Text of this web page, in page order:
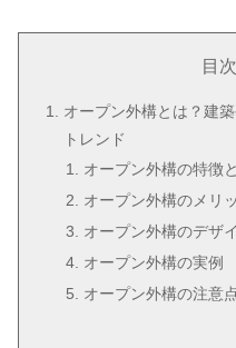
目次
オープン外構とは？建
トレンド
オープン外構の特徴
オープン外構のメリ
オープン外構のデザ
オープン外構の実例
オープン外構の注意